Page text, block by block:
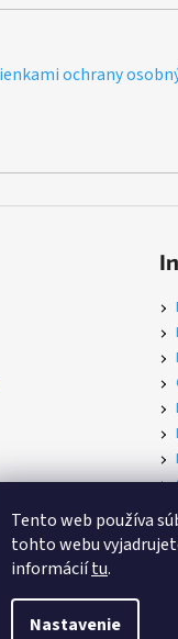
Tento web používa
tohto webu
informáciítu.
Nastavenie
ochrany
Upraviť